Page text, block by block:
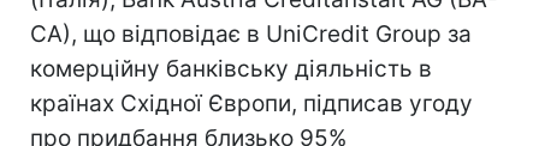
CA), що відповідає в UniCredit Group за
комерційну банківську діяльність в
країнах Східної Європи, підписав угоду
про придбання близько 95%